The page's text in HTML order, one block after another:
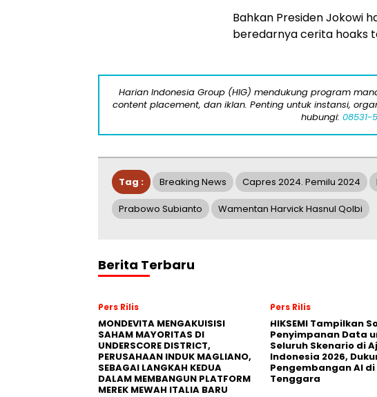
Bahkan Presiden Jokowi
beredarnya cerita hoaks
Harian Indonesia Group (HIG) mendukung program
content placement, dan iklan. Penting untuk instansi,
hubungi: 08531-
Tag : Breaking News Capres 2024. Pemilu 2024
Prabowo Subianto Wamentan Harvick Hasnul Qolbi
Berita Terbaru
Pers Rilis
MONDEVITA MENGAKUISISI
SAHAM MAYORITAS DI
UNDERSCORE DISTRICT,
PERUSAHAAN INDUK MAGLIANO,
SEBAGAI LANGKAH KEDUA
DALAM MEMBANGUN PLATFORM
MEREK MEWAH ITALIA BARU
Pers Rilis
HIKSEMI Tampilkan
Penyimpanan Data
Seluruh Skenario di
Indonesia 2026,
Pengembangan AI di
Tenggara